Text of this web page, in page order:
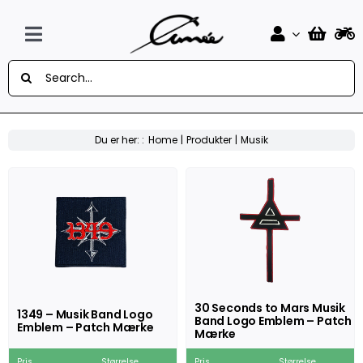
contentToggle
Navigation
Forside
Design Selv Mærker
Knallert
Musik
Søg
efter:
Du er her: : Home Produkter Musik
1349 – Musik Band Logo
Emblem – Patch Mærke
30 Seconds to Mars Musik
Band Logo Emblem – Patch
Mærke